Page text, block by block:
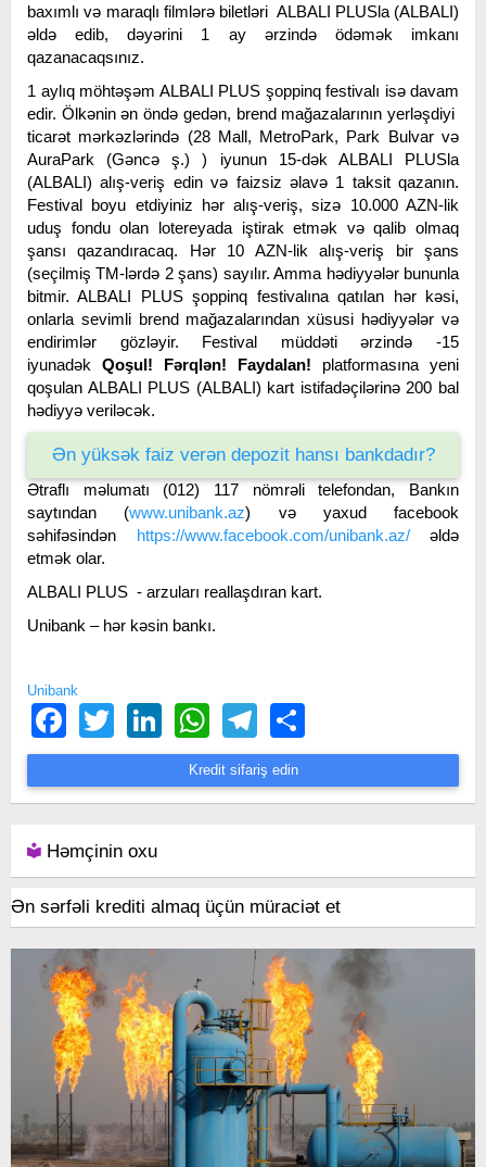
baxımlı və maraqlı filmlərə biletləri ALBALI PLUSla (ALBALI)
əldə edib, dəyərini 1 ay ərzində ödəmək imkanı
qazanacaqsınız.
1 aylıq möhtəşəm ALBALI PLUS şoppinq festivalı isə davam
edir. Ölkənin ən öndə gedən, brend mağazalarının yerləşdiyi
ticarət mərkəzlərində (28 Mall, MetroPark, Park Bulvar və
AuraPark (Gəncə ş.) ) iyunun 15-dək ALBALI PLUSla
(ALBALI) alış-veriş edin və faizsiz əlavə 1 taksit qazanın.
Festival boyu etdiyiniz hər alış-veriş, sizə 10.000 AZN-lik
uduş fondu olan lotereyada iştirak etmək və qalib olmaq
şansı qazandıracaq. Hər 10 AZN-lik alış-veriş bir şans
(seçilmiş TM-lərdə 2 şans) sayılır. Amma hədiyyələr bununla
bitmir. ALBALI PLUS şoppinq festivalına qatılan hər kəsi,
onlarla sevimli brend mağazalarından xüsusi hədiyyələr və
endirimlər gözləyir. Festival müddəti ərzində -15
iyunadək Qoşul! Fərqlən! Faydalan! platformasına yeni
qoşulan ALBALI PLUS (ALBALI) kart istifadəçilərinə 200 bal
hədiyyə veriləcək.
Ən yüksək faiz verən depozit hansı bankdadır?
Ətraflı məlumatı (012) 117 nömrəli telefondan, Bankın
saytından (www.unibank.az) və yaxud facebook
səhifəsindən https://www.facebook.com/unibank.az/
əldə
etmək olar.
ALBALI PLUS - arzuları reallaşdıran kart.
Unibank – hər kəsin bankı.
Unibank
FacebookTwitter LinkedIn WhatsAppTelegram
Kredit sifariş edin
Həmçinin oxu
Ən sərfəli krediti almaq üçün müraciət et